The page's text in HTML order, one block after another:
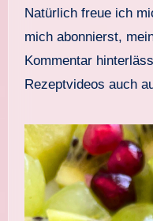
Natürlich freue ich
mich abonnierst,
Kommentar
Rezeptvideos auch